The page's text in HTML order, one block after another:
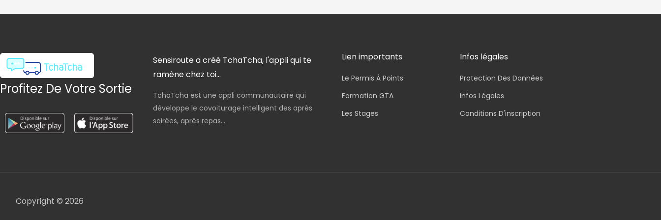
Profitez De Votre Sortie
Sensiroute a créé TchaTcha, l'appli qui te
ramène chez toi...
TchaTcha est une appli communautaire qui
développe le covoiturage intelligent des après
soirées, après repas...
Lien importants
Le Permis À Points
Formation GTA
Les Stages
Infos légales
Protection Des Données
Infos Légales
Conditions D'inscription
Copyright © 2026